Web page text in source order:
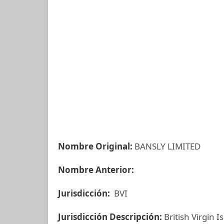
Nombre Original: BANSLY LIMITED
Nombre Anterior:
Jurisdicción: BVI
Jurisdicción Descripción: British Virgin